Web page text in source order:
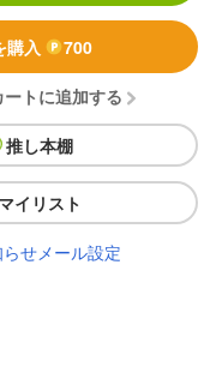
購入 700
ートに追加する
推し本棚
マイリスト
せメール設定